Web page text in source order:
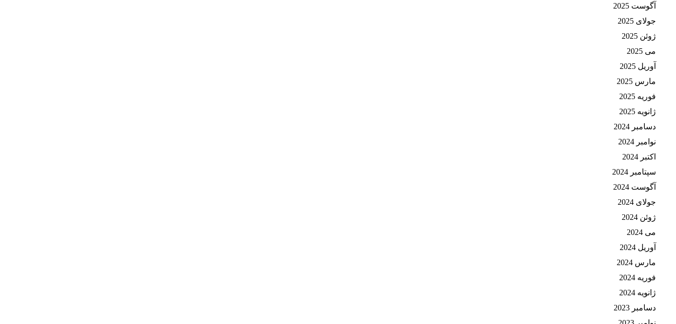
آگوست 2025
جولای 2025
ژوئن 2025
می 2025
آوریل 2025
مارس 2025
فوریه 2025
ژانویه 2025
دسامبر 2024
نوامبر 2024
اکتبر 2024
سپتامبر 2024
آگوست 2024
جولای 2024
ژوئن 2024
می 2024
آوریل 2024
مارس 2024
فوریه 2024
ژانویه 2024
دسامبر 2023